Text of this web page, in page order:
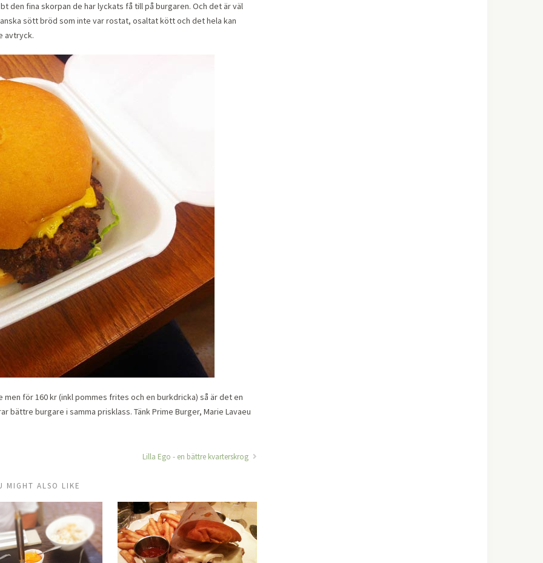
den fina skorpan de har lyckats få till på burgaren. Och det är väl
sött bröd som inte var rostat, osaltat kött och det hela kan
avtryck.
för 160 kr (inkl pommes frites och en burkdricka) så är det en
bättre burgare i samma prisklass. Tänk Prime Burger, Marie Lavaeu
Lilla Ego - en bättre kvarterskrog
MIGHT ALSO LIKE